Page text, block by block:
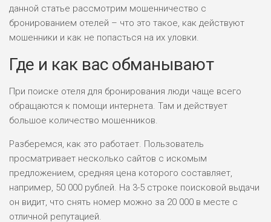
данной статье рассмотрим мошенничество с
бронированием отелей – что это такое, как действуют
мошенники и как не попасться на их уловки.
Где и как вас обманывают
При поиске отеля для бронирования люди чаще всего
обращаются к помощи интернета. Там и действует
большое количество мошенников.
Разберемся, как это работает. Пользователь
просматривает несколько сайтов с искомым
предложением, средняя цена которого составляет,
например, 50 000 рублей. На 3-5 строке поисковой выдачи
он видит, что снять номер можно за 20 000 в месте с
отличной репутацией.